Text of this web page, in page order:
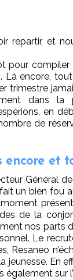
repartir, et
pour
Là encore,
trimestre
dans la
en
de
encore et
Général
un bien fou
de la
nos parts
Le
Resaneo
jeunesse. En
également sur